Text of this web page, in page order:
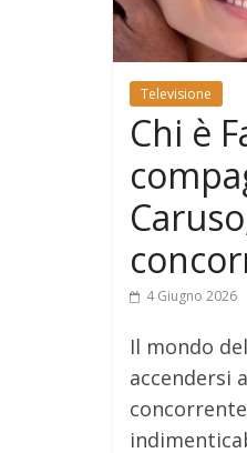
Televisione
Chi è
4 Giugno 2026
Il mondo
accendersi